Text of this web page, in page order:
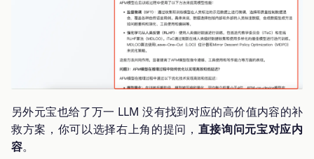
另外元宝也给了万一 LLM 没有找到对应的高价值内容的补
救方案，你可以选择右上角的提问， 直接询问元宝对应内
容。